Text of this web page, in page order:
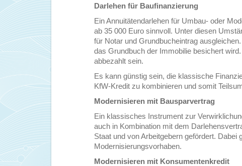
Darlehen für Baufinanzierung
Ein Annuitätendarlehen für Umbau- oder
ab 35 000 Euro sinnvoll. Unter diesen
für Notar und Grundbucheintrag
das Grundbuch der Immobilie besichert
abbezahlt sein.
Es kann günstig sein, die klassische
KfW-Kredit zu kombinieren und somit
Modernisieren mit Bausparvertrag
Ein klassisches Instrument zur
auch in Kombination mit dem
Staat und von Arbeitgebern gefördert.
Modernisierungsvorhaben.
Modernisieren mit Konsumentenkredit